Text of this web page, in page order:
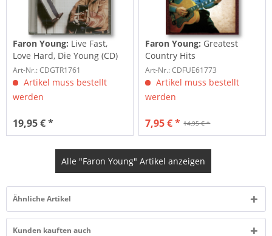
Faron Young: Live Fast,
Love Hard, Die Young (CD)
Art-Nr.: CDGTR1761
Artikel muss bestellt
werden
19,95 € *
Faron Young: Greatest
Country Hits
Art-Nr.: CDFUE61773
Artikel muss bestellt
werden
14,95 € *
7,95 € *
Alle "Faron Young" Artikel anzeigen
Ähnliche Artikel
Kunden kauften auch